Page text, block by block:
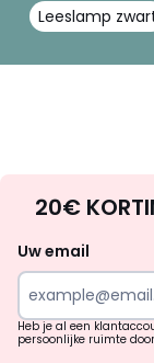
Leeslamp
20€
Uw email
Heb je al een
persoonlijke ruimte door